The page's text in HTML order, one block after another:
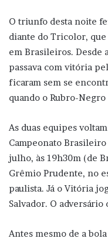
O triunfo desta noite
diante do Tricolor,
em Brasileiros. Desde
passava com vitória
ficaram sem se
quando o Rubro-
As duas equipes
Campeonato
julho, às 19h30m (de
Grêmio Prudente, no
paulista. Já o Vitória
Salvador. O adversário
Antes mesmo de a